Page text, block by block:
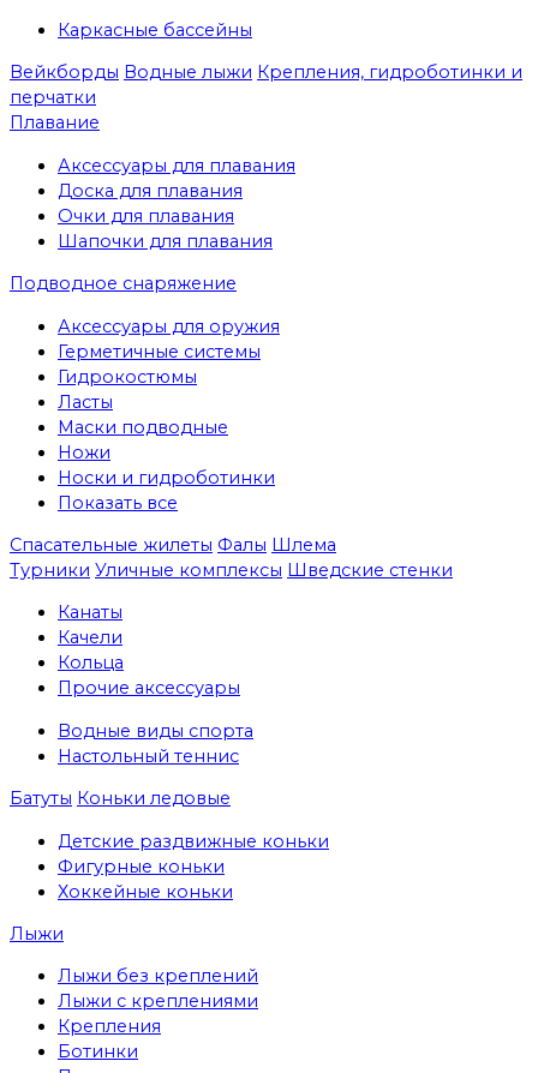
Каркасные бассейны
Вейкборды Водные лыжи Крепления, гидроботинки и
перчатки
Плавание
Аксессуары для плавания
Доска для плавания
Очки для плавания
Шапочки для плавания
Подводное снаряжение
Аксессуары для оружия
Герметичные системы
Гидрокостюмы
Ласты
Маски подводные
Ножи
Носки и гидроботинки
Показать все
Спасательные жилеты Фалы Шлема
Турники Уличные комплексы Шведские стенки
Канаты
Качели
Кольца
Прочие аксессуары
Водные виды спорта
Настольный теннис
Батуты Коньки ледовые
Детские раздвижные коньки
Фигурные коньки
Хоккейные коньки
Лыжи
Лыжи без креплений
Лыжи с креплениями
Крепления
Ботинки